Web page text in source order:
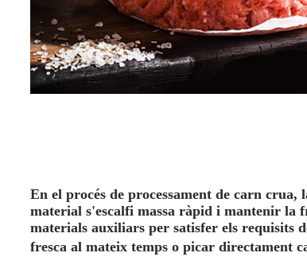
En el procés de processament de carn
material s'escalfi massa ràpid i mantenir la
materials auxiliars per satisfer els requisits
fresca al mateix temps o picar directament